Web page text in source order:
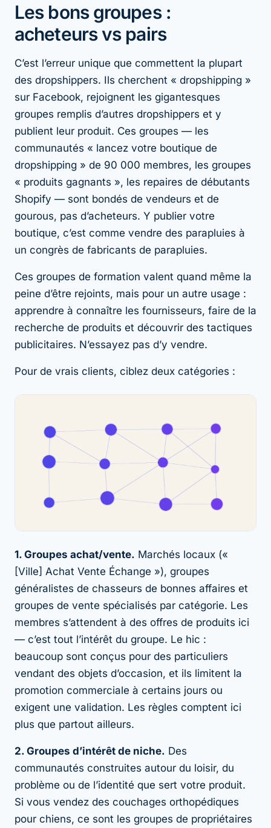
Les bons groupes :
acheteurs vs pairs
C’est l’erreur unique que commettent la plupart
des dropshippers. Ils cherchent « dropshipping »
sur Facebook, rejoignent les gigantesques
groupes remplis d’autres dropshippers et y
publient leur produit. Ces groupes — les
communautés « lancez votre boutique de
dropshipping » de 90 000 membres, les groupes
« produits gagnants », les repaires de débutants
Shopify — sont bondés de vendeurs et de
gourous, pas d’acheteurs. Y publier votre
boutique, c’est comme vendre des parapluies à
un congrès de fabricants de parapluies.
Ces groupes de formation valent quand même la
peine d’être rejoints, mais pour un autre usage :
apprendre à connaître les fournisseurs, faire de la
recherche de produits et découvrir des tactiques
publicitaires. N’essayez pas d’y vendre.
Pour de vrais clients, ciblez deux catégories :
1. Groupes achat/vente. Marchés locaux («
[Ville] Achat Vente Échange »), groupes
généralistes de chasseurs de bonnes affaires et
groupes de vente spécialisés par catégorie. Les
membres s’attendent à des offres de produits ici
— c’est tout l’intérêt du groupe. Le hic :
beaucoup sont conçus pour des particuliers
vendant des objets d’occasion, et ils limitent la
promotion commerciale à certains jours ou
exigent une validation. Les règles comptent ici
plus que partout ailleurs.
2. Groupes d’intérêt de niche. Des
communautés construites autour du loisir, du
problème ou de l’identité que sert votre produit.
Si vous vendez des couchages orthopédiques
pour chiens, ce sont les groupes de propriétaires